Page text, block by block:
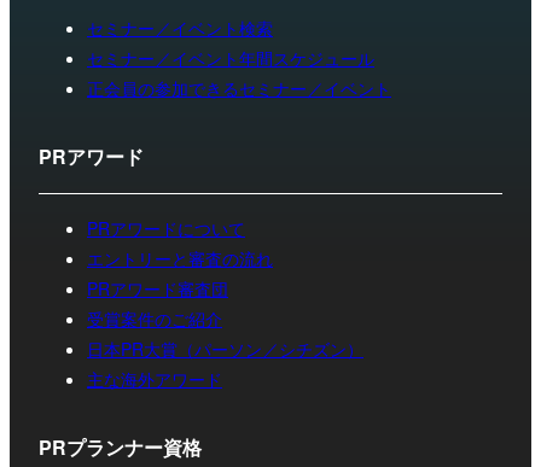
セミナー／イベント検索
セミナー／イベント年間スケジュール
正会員の参加できるセミナー／イベント
PRアワード
PRアワードについて
エントリーと審査の流れ
PRアワード審査団
受賞案件のご紹介
日本PR大賞（パーソン／シチズン）
主な海外アワード
PRプランナー資格